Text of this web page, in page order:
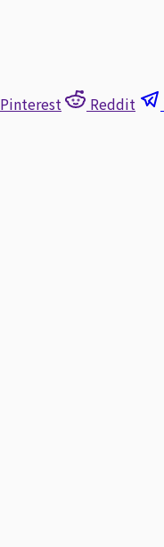
Pinterest Reddit